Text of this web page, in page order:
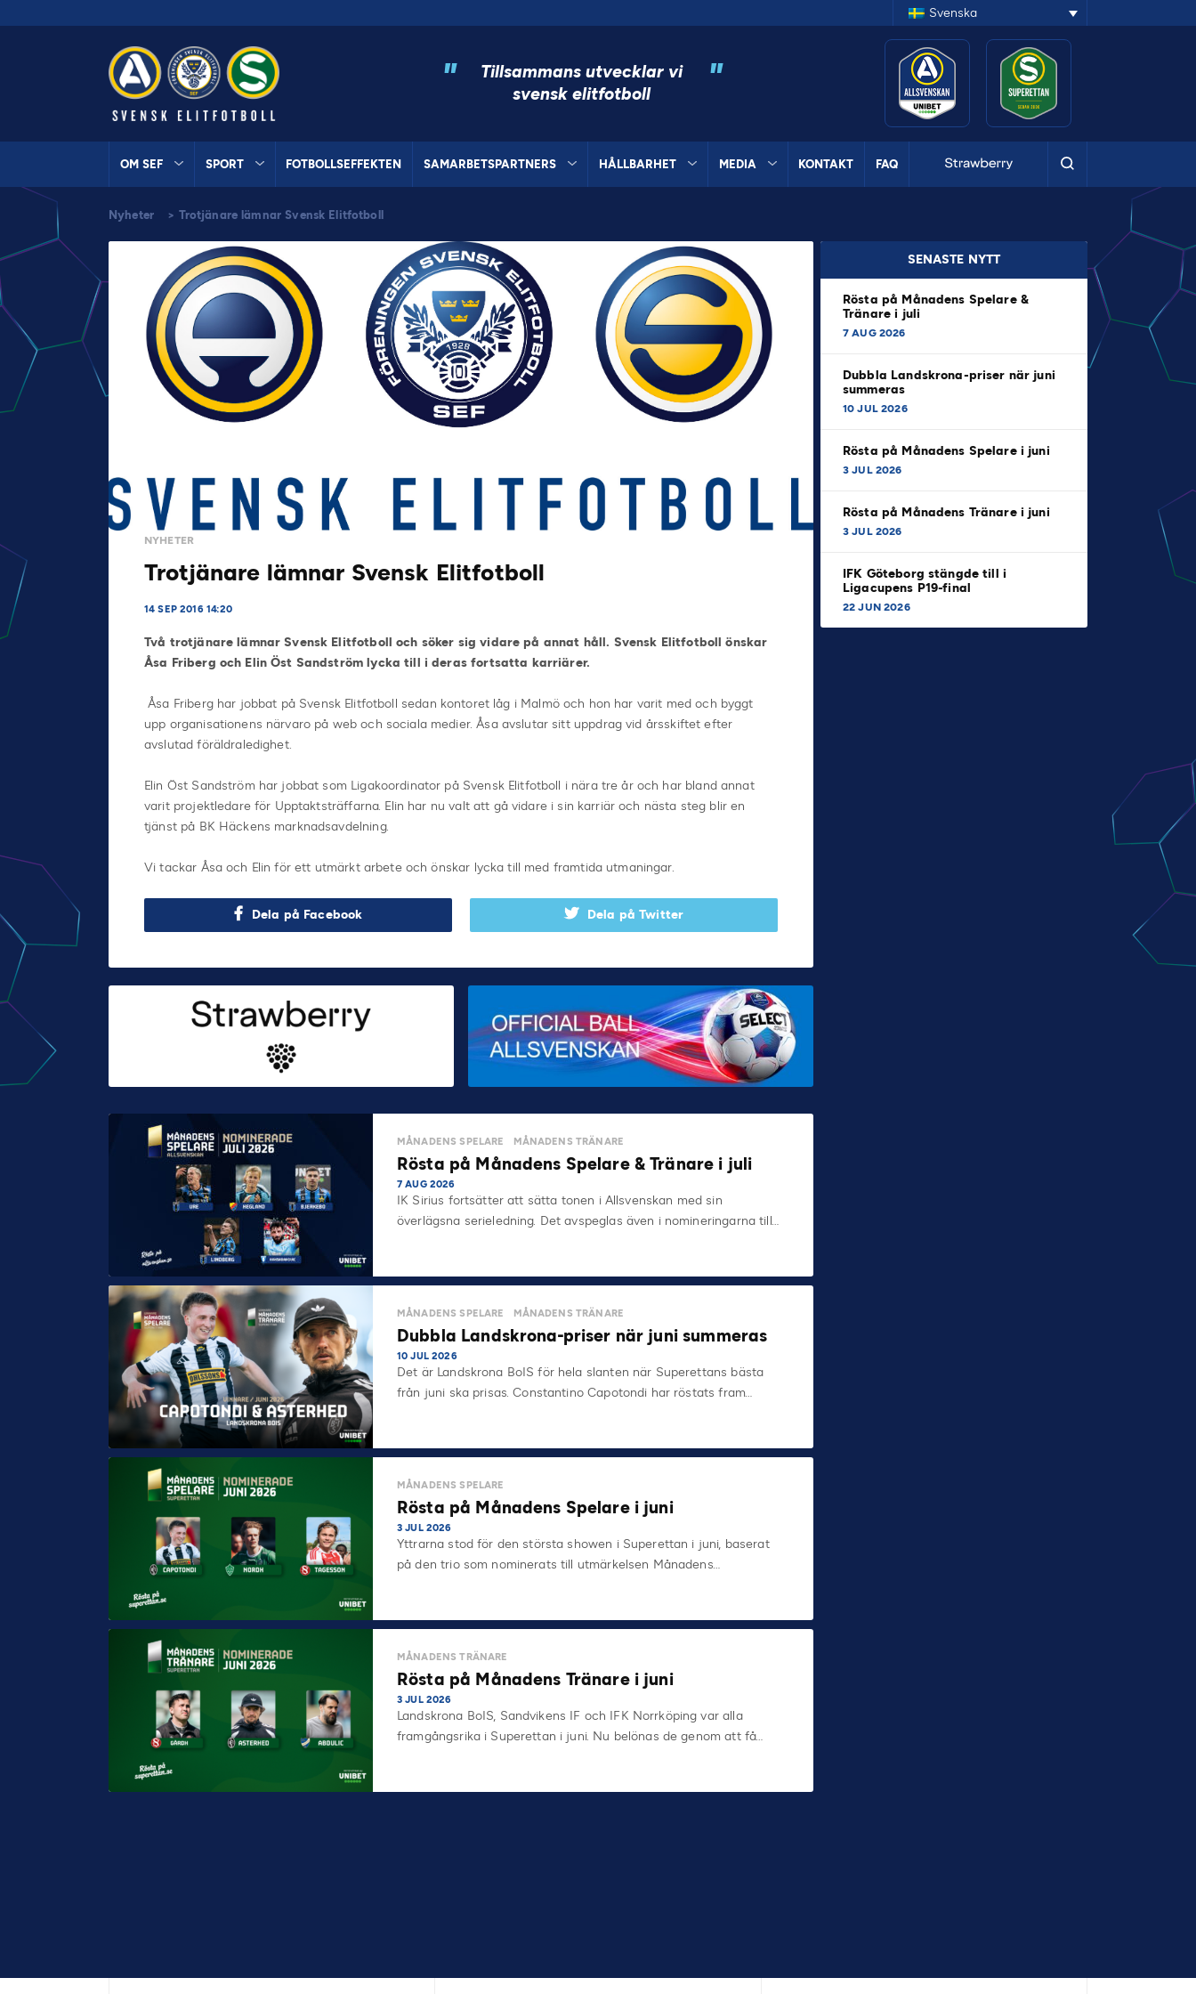
Svenska
"
Tillsammans utvecklar vi
svensk elitfotboll
"
OM SEF SPORT FOTBOLLSEFFEKTEN SAMARBETSPARTNERS HÅLLBARHET MEDIA KONTAKT FAQ
Nyheter > Trotjänare lämnar Svensk Elitfotboll
NYHETER
Trotjänare lämnar Svensk Elitfotboll
14 SEP 2016 14:20
Två trotjänare lämnar Svensk Elitfotboll och söker sig vidare på annat håll. Svensk Elitfotboll önskar
Åsa Friberg och Elin Öst Sandström lycka till i deras fortsatta karriärer.
Åsa Friberg har jobbat på Svensk Elitfotboll sedan kontoret låg i Malmö och hon har varit med och byggt
upp organisationens närvaro på web och sociala medier. Åsa avslutar sitt uppdrag vid årsskiftet efter
avslutad föräldraledighet.
Elin Öst Sandström har jobbat som Ligakoordinator på Svensk Elitfotboll i nära tre år och har bland annat
varit projektledare för Upptaktsträffarna. Elin har nu valt att gå vidare i sin karriär och nästa steg blir en
tjänst på BK Häckens marknadsavdelning.
Vi tackar Åsa och Elin för ett utmärkt arbete och önskar lycka till med framtida utmaningar.
Dela på Facebook Dela på Twitter
SENASTE NYTT
Rösta på Månadens Spelare &
Tränare i juli
7 AUG 2026
Dubbla Landskrona-priser när juni
summeras
10 JUL 2026
Rösta på Månadens Spelare i juni
3 JUL 2026
Rösta på Månadens Tränare i juni
3 JUL 2026
IFK Göteborg stängde till i
Ligacupens P19-final
22 JUN 2026
MÅNADENS SPELARE MÅNADENS TRÄNARE
Rösta på Månadens Spelare & Tränare i juli
7 AUG 2026
IK Sirius fortsätter att sätta tonen i Allsvenskan med sin
överlägsna serieledning. Det avspeglas även i nomineringarna till…
MÅNADENS SPELARE MÅNADENS TRÄNARE
Dubbla Landskrona-priser när juni summeras
10 JUL 2026
Det är Landskrona BoIS för hela slanten när Superettans bästa
från juni ska prisas. Constantino Capotondi har röstats fram…
MÅNADENS SPELARE
Rösta på Månadens Spelare i juni
3 JUL 2026
Yttrarna stod för den största showen i Superettan i juni, baserat
på den trio som nominerats till utmärkelsen Månadens…
MÅNADENS TRÄNARE
Rösta på Månadens Tränare i juni
3 JUL 2026
Landskrona BoIS, Sandvikens IF och IFK Norrköping var alla
framgångsrika i Superettan i juni. Nu belönas de genom att få…